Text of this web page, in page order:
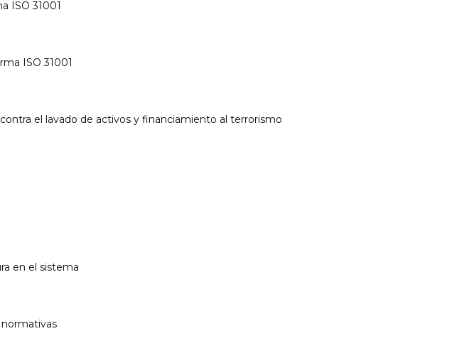
ISO 31001
ISO 31001
el lavado de activos y financiamiento al terrorismo
en el sistema